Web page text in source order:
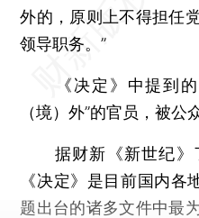
外的，原则上不得担任
领导职务。”
《决定》中提到的“
（境）外”的官员，被公
据财新《新世纪》
《决定》是目前国内各
题出台的诸多文件中最